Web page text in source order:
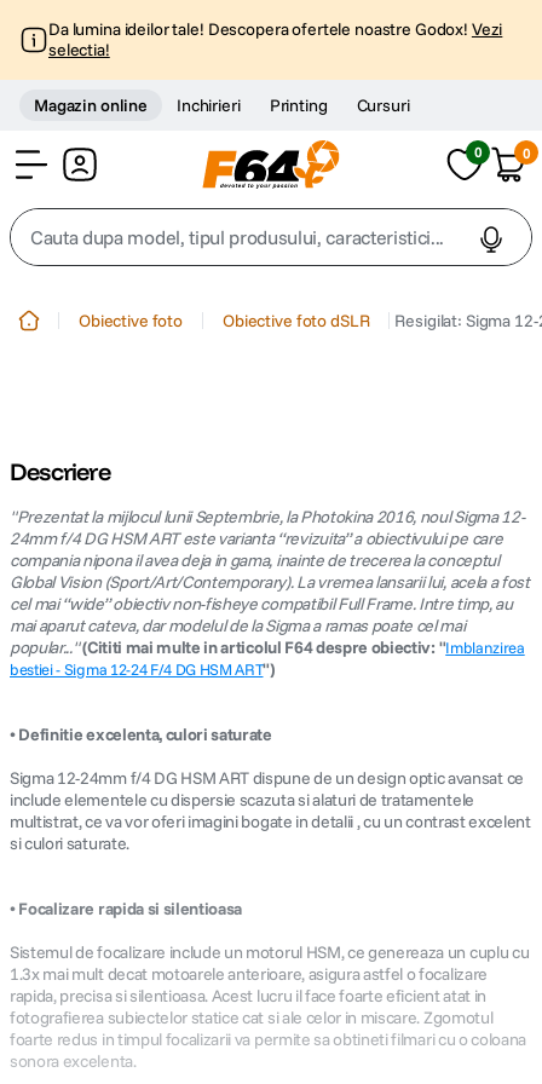
Da lumina ideilor tale! Descopera ofertele noastre Godox! Vezi
selectia!
Magazin online Inchirieri Printing Cursuri
0 0
Cauta dupa model, tipul produsului, caracteristici...
3. trepied telefon
4. peak design
5 . canon sx740 hs
6. lavaliera
8 . ulanzi
9. insta 360
Obiective foto Obiective foto dSLR Resigilat: Sigma
Descriere
"Prezentat la mijlocul lunii Septembrie, la Photokina 2016, noul Sigma 12-
24mm f/4 DG HSM ART este varianta “revizuita” a obiectivului pe care
compania nipona il avea deja in gama, inainte de trecerea la conceptul
Global Vision (Sport/Art/Contemporary). La vremea lansarii lui, acela a fost
cel mai “wide” obiectiv non-fisheye compatibil Full Frame. Intre timp, au
mai aparut cateva, dar modelul de la Sigma a ramas poate cel mai
popular..."(Cititi mai multe in articolul F64 despre obiectiv: "Imblanzirea
bestiei - Sigma 12-24 F/4 DG HSM ART")
• Definitie excelenta, culori saturate
Sigma 12-24mm f/4 DG HSM ART dispune de un design optic avansat ce
include elementele cu dispersie scazuta si alaturi de tratamentele
multistrat, ce va vor oferi imagini bogate in detalii , cu un contrast excelent
si culori saturate.
• Focalizare rapida si silentioasa
Sistemul de focalizare include un motorul HSM, ce genereaza un cuplu cu
1.3x mai mult decat motoarele anterioare, asigura astfel o focalizare
rapida, precisa si silentioasa. Acest lucru il face foarte eficient atat in
fotografierea subiectelor statice cat si ale celor in miscare. Zgomotul
foarte redus in timpul focalizarii va permite sa obtineti filmari cu o coloana
sonora excelenta.